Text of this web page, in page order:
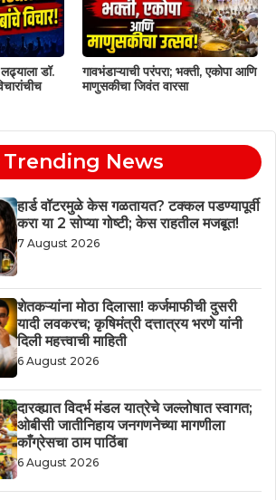
डॉ.
गावभंडाऱ्याची परंपरा; भक्ती, एकोपा आणि
माणुसकीचा जिवंत वारसा
Trending News
हार्ड वॉटरमुळे केस गळतायत? टक्कल पडण्यापूर्वी
करा या 2 सोप्या गोष्टी; केस राहतील मजबूत!
7 August 2026
शेतकऱ्यांना मोठा दिलासा! कर्जमाफीची दुसरी
यादी लवकरच; कृषिमंत्री दत्तात्रय भरणे यांनी
दिली महत्त्वाची माहिती
6 August 2026
दारव्ह्यात विदर्भ मंडल यात्रेचे जल्लोषात स्वागत;
ओबीसी जातीनिहाय जनगणनेच्या मागणीला
काँग्रेसचा ठाम पाठिंबा
6 August 2026